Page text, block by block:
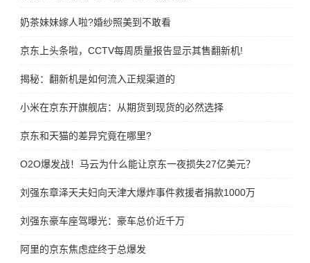
奶茶妹妹嫁人啦?婚纱照美到不敢看
京东上头条啦，CCTV每周质量报告显示其售翻新机!
揭秘：翻新机是如何流入正规渠道的
小米在京东开旗舰店：从期货到现货的必然选择
京东和天猫的差异究竟在哪里?
O2O爆发战！马云为什么能让京东一夜损失27亿美元？
刘强东章泽天夫妇向天津大爆炸事件救援者捐款1000万
刘强东豪车座驾曝光：豪车总价近千万
阿里的京东焦虑症终于总爆发